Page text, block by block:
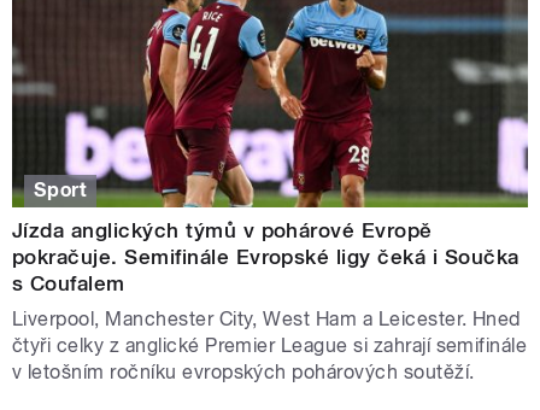
Sport
Jízda anglických týmů v pohárové Evropě
pokračuje. Semifinále Evropské ligy čeká i Součka
s Coufalem
Liverpool, Manchester City, West Ham a Leicester. Hned
čtyři celky z anglické Premier League si zahrají semifinále
v letošním ročníku evropských pohárových soutěží.